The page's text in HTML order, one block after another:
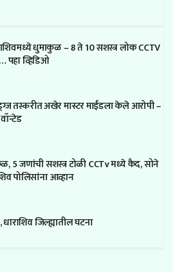
धुमाकुळ – 8 ते 10 सशस्त्र लोक CCTV
व्हिडिओ
तस्करीत अखेर मास्टर माईंडला केले आरोपी –
5 जणांची सशस्त्र टोळी CCTv मध्ये कैद, सोने
पोलिसांना आव्हान
जिल्ह्यातील घटना